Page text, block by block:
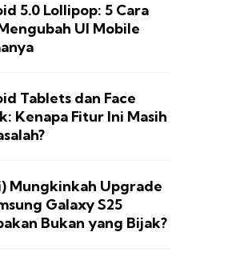
5.0 Lollipop: 5 Cara
UI Mobile
Tablets dan Face
Kenapa Fitur Ini Masih
Mungkinkah Upgrade
Galaxy S25
Bukan yang Bijak?